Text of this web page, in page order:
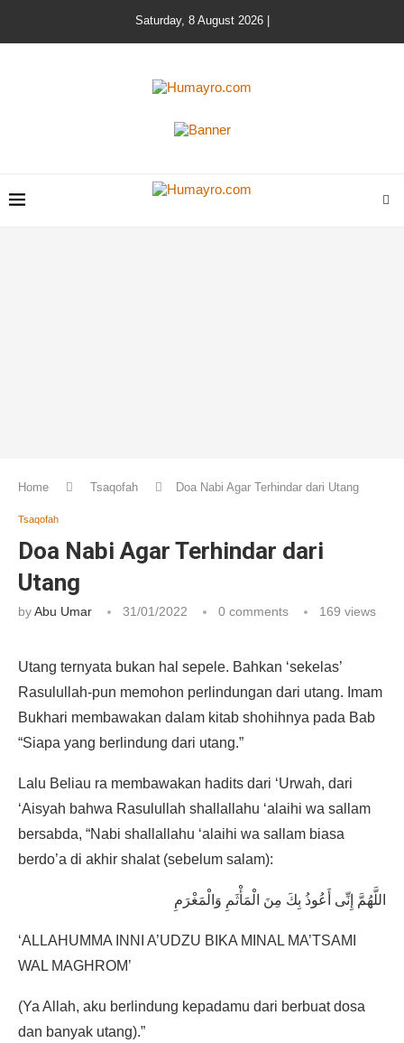
Saturday, 8 August 2026 |
Home Tsaqofah Doa Nabi Agar Terhindar dari Utang
Tsaqofah
Doa Nabi Agar Terhindar dari
Utang
byAbu Umar 31/01/2022 0 comments 169 views
Utang ternyata bukan hal sepele. Bahkan ‘sekelas’
Rasulullah-pun memohon perlindungan dari utang. Imam
Bukhari membawakan dalam kitab shohihnya pada Bab
“Siapa yang berlindung dari utang.”
Lalu Beliau ra membawakan hadits dari ‘Urwah, dari
‘Aisyah bahwa Rasulullah shallallahu ‘alaihi wa sallam
bersabda, “Nabi shallallahu ‘alaihi wa sallam biasa
berdo’a di akhir shalat (sebelum salam):
اللَّهُمَّ إِنِّى أَعُوذُ بِكَ مِنَ الْمَأْثَمِ وَالْمَغْرَمِ
‘ALLAHUMMA INNI A’UDZU BIKA MINAL MA’TSAMI
WAL MAGHROM’
(Ya Allah, aku berlindung kepadamu dari berbuat dosa
dan banyak utang).”